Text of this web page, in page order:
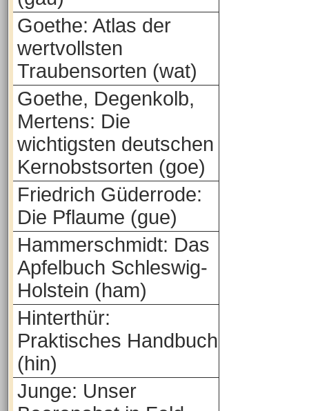
Goethe: Atlas der
wertvollsten
Traubensorten (wat)
Goethe, Degenkolb,
Mertens: Die
wichtigsten deutschen
Kernobstsorten (goe)
Friedrich Güderrode:
Die Pflaume (gue)
Hammerschmidt: Das
Apfelbuch Schleswig-
Holstein (ham)
Hinterthür:
Praktisches Handbuch
(hin)
Junge: Unser